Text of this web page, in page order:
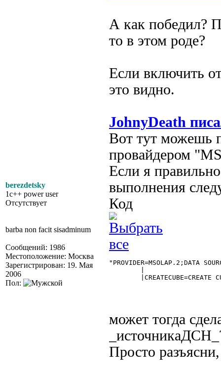
berezdetsky
1c++ power user
Отсутствует
barba non facit sisadminum
Сообщений: 1986
Местоположение: Москва
Зарегистрирован: 19. Мая
2006
Пол:
А как победил?
то в этом роде?
Если включить
это видно.
JohnyDeath
Вот тут можешь
провайдером
Если я
выполнения
Код
"PROVIDER=MSOLAP.2;DATA
может тогда
Просто